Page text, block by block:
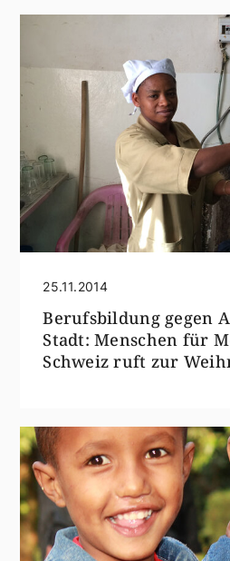
25.11.2014
Berufsbildung gegen
Stadt: Menschen für
Schweiz ruft zur